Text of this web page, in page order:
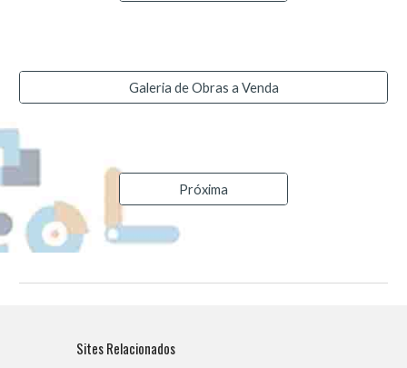
Galeria de Obras a Venda
Próxima
Sites Relacionados